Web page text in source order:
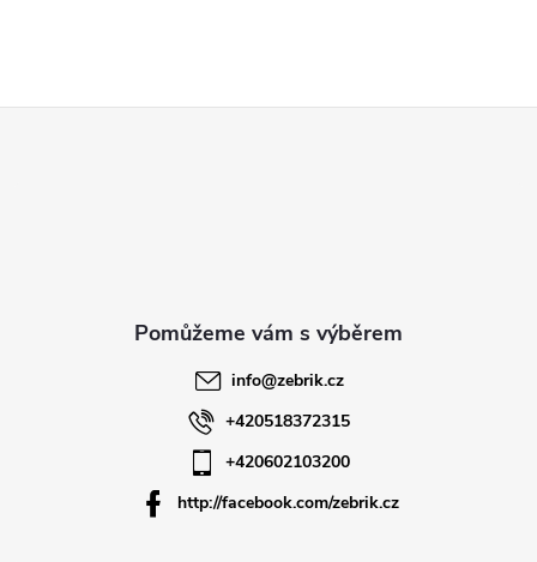
info@zebrik.cz
+420518372315
+420602103200
http://facebook.com/zebrik.cz